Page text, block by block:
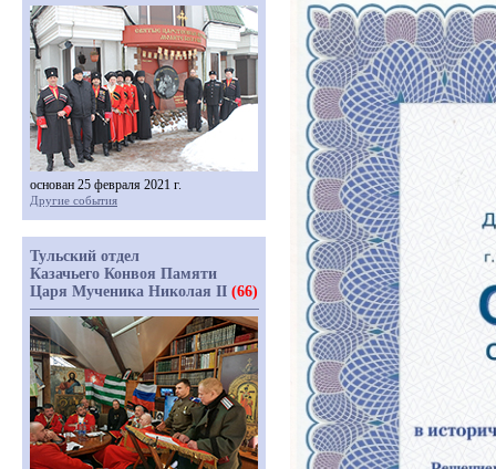
основан 25 февраля 2021 г.
Другие события
Тульский отдел
Казачьего Конвоя Памяти
Царя Мученика Николая II (66)